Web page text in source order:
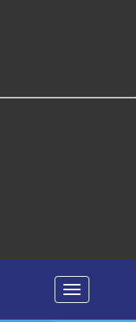
Menu